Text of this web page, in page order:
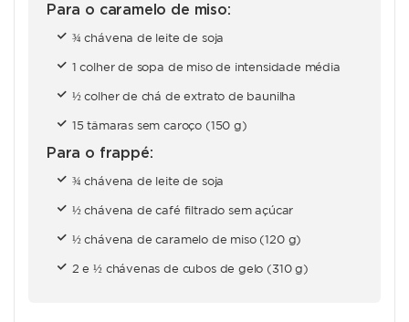
Para o caramelo de miso:
¾ chávena de leite de soja
1 colher de sopa de miso de intensidade média
½ colher de chá de extrato de baunilha
15 tâmaras sem caroço (150 g)
Para o frappé:
¾ chávena de leite de soja
½ chávena de café filtrado sem açúcar
½ chávena de caramelo de miso (120 g)
2 e ½ chávenas de cubos de gelo (310 g)